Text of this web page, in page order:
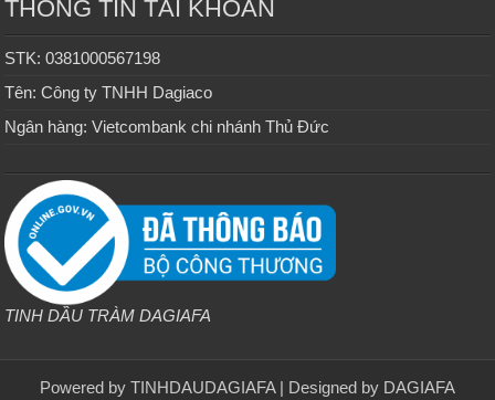
THÔNG TIN TÀI KHOẢN
STK: 0381000567198
Tên: Công ty TNHH Dagiaco
Ngân hàng: Vietcombank chi nhánh Thủ Đức
TINH DẦU TRÀM DAGIAFA
Powered by TINHDAUDAGIAFA| Designed by DAGIAFA